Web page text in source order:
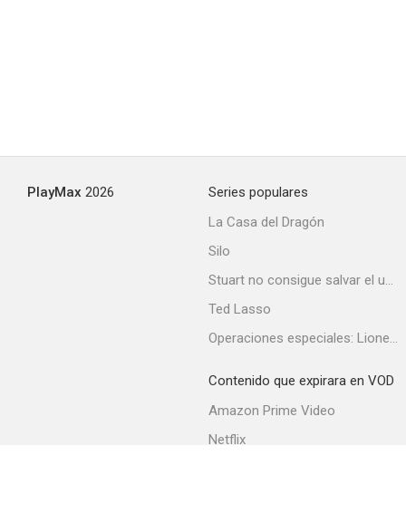
PlayMax 2026
Series populares
La Casa del Dragón
Silo
Stuart no consigue salvar el universo
Ted Lasso
Operaciones especiales: Lioness
Contenido que expirara en VOD
Amazon Prime Video
Netflix